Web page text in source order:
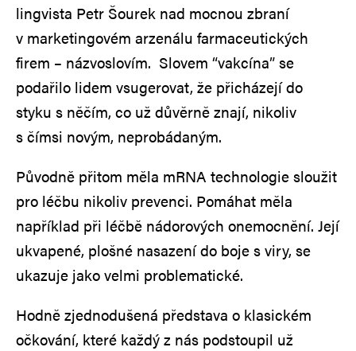
lingvista Petr Šourek nad mocnou zbraní
v marketingovém arzenálu farmaceutických
firem – názvoslovím. Slovem “vakcína” se
podařilo lidem vsugerovat, že přicházejí do
styku s něčím, co už důvěrně znají, nikoliv
s čímsi novým, neprobádaným.
Původně přitom měla mRNA technologie sloužit
pro léčbu nikoliv prevenci. Pomáhat měla
například při léčbě nádorových onemocnění. Její
ukvapené, plošné nasazení do boje s viry, se
ukazuje jako velmi problematické.
Hodně zjednodušená představa o klasickém
očkování, které každý z nás podstoupil už